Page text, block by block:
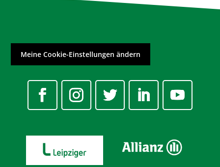
Meine Cookie-Einstellungen ändern